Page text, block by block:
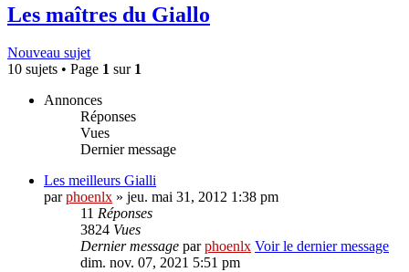
Les maîtres du Giallo
Nouveau sujet
10 sujets • Page 1 sur 1
Annonces
Réponses
Vues
Dernier message
Les meilleurs Gialli
parphoenlx » jeu. mai 31, 2012 1:38 pm
11 Réponses
3824 Vues
Dernier message parphoenlx Voir le dernier message
dim. nov. 07, 2021 5:51 pm